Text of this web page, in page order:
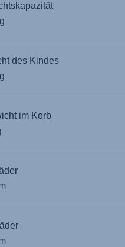
des Kindes
im Korb